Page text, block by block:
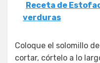
Receta de
verduras
Coloque el solomillo
cortar, córtelo a lo